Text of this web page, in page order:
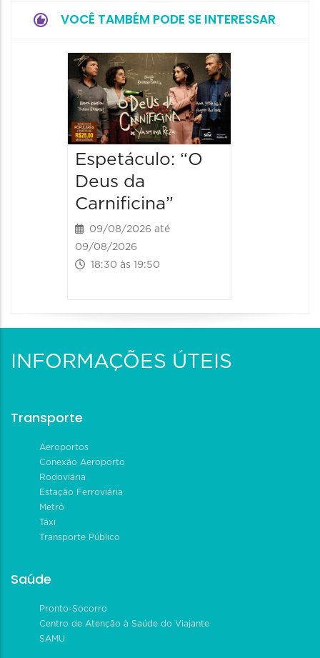
VOCÊ TAMBÉM PODE SE INTERESSAR
Espetáculo: “O
Deus da
Carnificina”
09/08/2026 até
09/08/2026
18:30 às 19:50
INFORMAÇÕES ÚTEIS
Transporte
Aeroportos
Conexão Aeroporto
Rodoviária
Estação Ferroviária
Metrô
Táxi
Transporte Público
Saúde
Pronto-Socorro
Centro de Atenção à Saúde do Viajante
SAMU